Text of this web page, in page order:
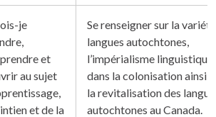
je
et
au sujet
et de la
Se renseigner sur la
langues autochtones,
l’impérialisme linguistique
dans la colonisation ainsi
la revitalisation des
autochtones au Canada.